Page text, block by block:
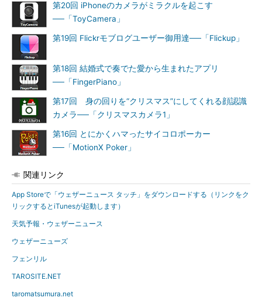
第20回 iPhoneのカメラがミラクルを起こす
──「ToyCamera」
第19回 Flickrモブログユーザー御用達──「Flickup」
第18回 結婚式で奏でた愛から生まれたアプリ
──「FingerPiano」
第17回 身の回りを“クリスマス”にしてくれる顔認識
カメラ──「クリスマスカメラ1」
第16回 とにかくハマったサイコロポーカー
──「MotionX Poker」
関連リンク
App Storeで「ウェザーニュース タッチ」をダウンロードする（リンクをク
リックするとiTunesが起動します）
天気予報・ウェザーニュース
ウェザーニューズ
フェンリル
TAROSITE.NET
taromatsumura.net